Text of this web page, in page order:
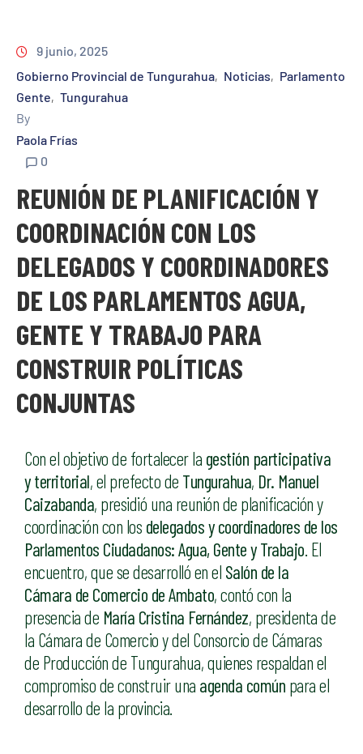
9 junio, 2025
Gobierno Provincial de Tungurahua‚ Noticias‚ Parlamento
Gente‚ Tungurahua
By
Paola Frías
0
REUNIÓN DE PLANIFICACIÓN Y
COORDINACIÓN CON LOS
DELEGADOS Y COORDINADORES
DE LOS PARLAMENTOS AGUA,
GENTE Y TRABAJO PARA
CONSTRUIR POLÍTICAS
CONJUNTAS
Con el objetivo de fortalecer la gestión participativa
y territorial, el prefecto de Tungurahua, Dr. Manuel
Caizabanda, presidió una reunión de planificación y
coordinación con los delegados y coordinadores de los
Parlamentos Ciudadanos: Agua, Gente y Trabajo . El
encuentro, que se desarrolló en el Salón de la
Cámara de Comercio de Ambato, contó con la
presencia de María Cristina Fernández, presidenta de
la Cámara de Comercio y del Consorcio de Cámaras
de Producción de Tungurahua, quienes respaldan el
compromiso de construir una agenda común para el
desarrollo de la provincia.